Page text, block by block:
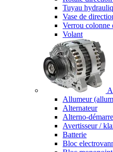
Tuyau
Vase de
Verrou colonne
Volant
Allumeur
Alternateur
Alterno-
Avertisseur /
Batterie
Bloc